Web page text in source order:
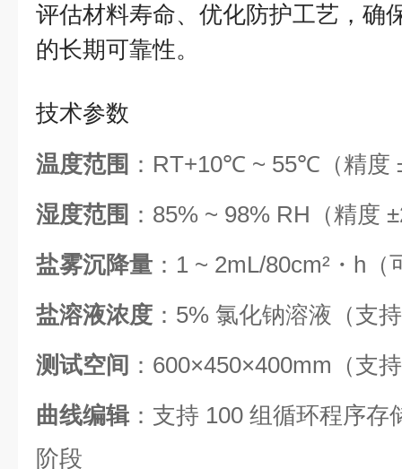
评估材料寿命、优化防护工艺，确
的长期可靠性。
技术参数
温度范围 ：RT+10℃ ~ 55℃（精度
湿度范围 ：85% ~ 98% RH（精度
盐雾沉降量 ：1 ~ 2mL/80cm²・h（
盐溶液浓度 ：5% 氯化钠溶液（支
测试空间 ：600×450×400mm（支
曲线编辑：支持 100 组循环程序存
阶段